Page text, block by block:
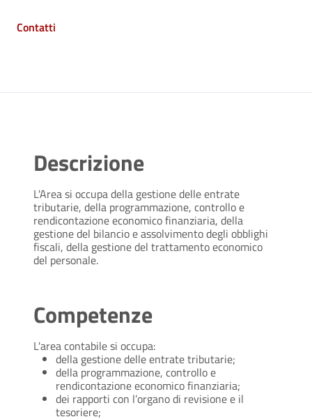
Contatti
Descrizione
L'Area si occupa della gestione delle entrate
tributarie, della programmazione, controllo e
rendicontazione economico finanziaria, della
gestione del bilancio e assolvimento degli obblighi
fiscali, della gestione del trattamento economico
del personale.
Competenze
L'area contabile si occupa:
della gestione delle entrate tributarie;
della programmazione, controllo e
rendicontazione economico finanziaria;
dei rapporti con l’organo di revisione e il
tesoriere;